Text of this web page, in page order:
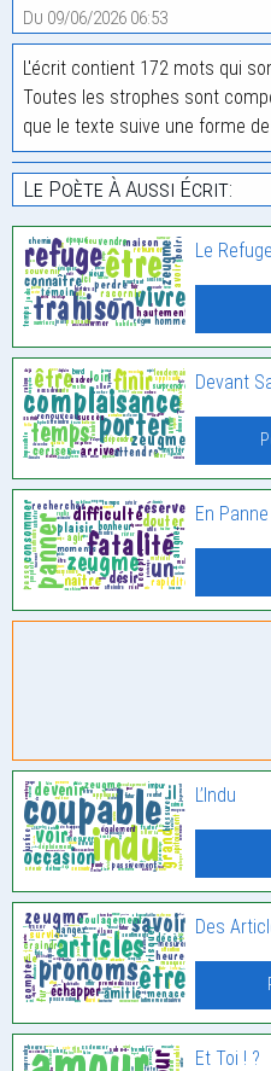
Du 09/06/2026 06:53
L'écrit contient 172 mots qui
Toutes les strophes sont
que le texte suive une forme
Le Poète À Aussi Écrit:
Le Refuge
Devant
En Panne
L’Indu
Des
Et Toi ! ?